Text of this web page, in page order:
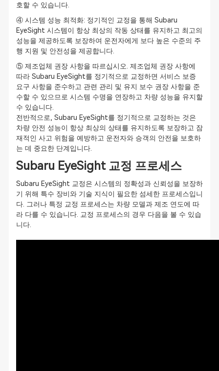
호할 수 있습니다.
④ 시스템 성능 최적화: 정기적인 교정을 통해 Subaru
EyeSight 시스템이 항상 최상의 작동 상태를 유지하고 최고의
성능을 제공하도록 보장하여 운전자에게 보다 높은 수준의 주
행 지원 및 안전성을 제공합니다.
⑤ 제조업체 권장 사항을 따르십시오. 제조업체 권장 사항에
따라 Subaru EyeSight를 정기적으로 교정하면 서비스 보증
요구 사항을 준수하고 관련 관리 및 유지 보수 권장 사항을 준
수할 수 있으므로 시스템 수명을 연장하고 차량 성능을 유지할
수 있습니다.
전반적으로, Subaru EyeSight를 정기적으로 교정하는 것은
차량 안전 성능이 항상 최상의 상태를 유지하도록 보장하고 잠
재적인 사고 위험을 예방하고 운전자와 승객의 안전을 보호하
는 데 중요한 단계입니다.
Subaru EyeSight 교정 프로세스
Subaru EyeSight 교정은 시스템의 정확성과 신뢰성을 보장하
기 위해 특수 장비와 기술 지식이 필요한 섬세한 프로세스입니
다. 그러나 특정 교정 프로세스는 차량 모델과 제조 연도에 따
라 다를 수 있습니다. 교정 프로세스의 경우 다음을 볼 수 있습
니다.